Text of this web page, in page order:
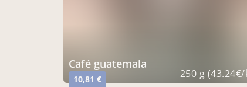
café guatemala
10,81 € 250 g (43.24€/